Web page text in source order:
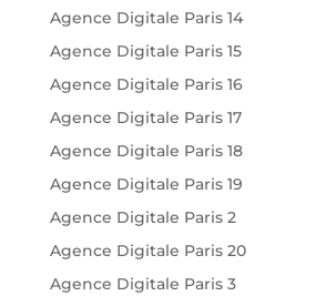
Agence Digitale Paris 14
Agence Digitale Paris 15
Agence Digitale Paris 16
Agence Digitale Paris 17
Agence Digitale Paris 18
Agence Digitale Paris 19
Agence Digitale Paris 2
Agence Digitale Paris 20
Agence Digitale Paris 3